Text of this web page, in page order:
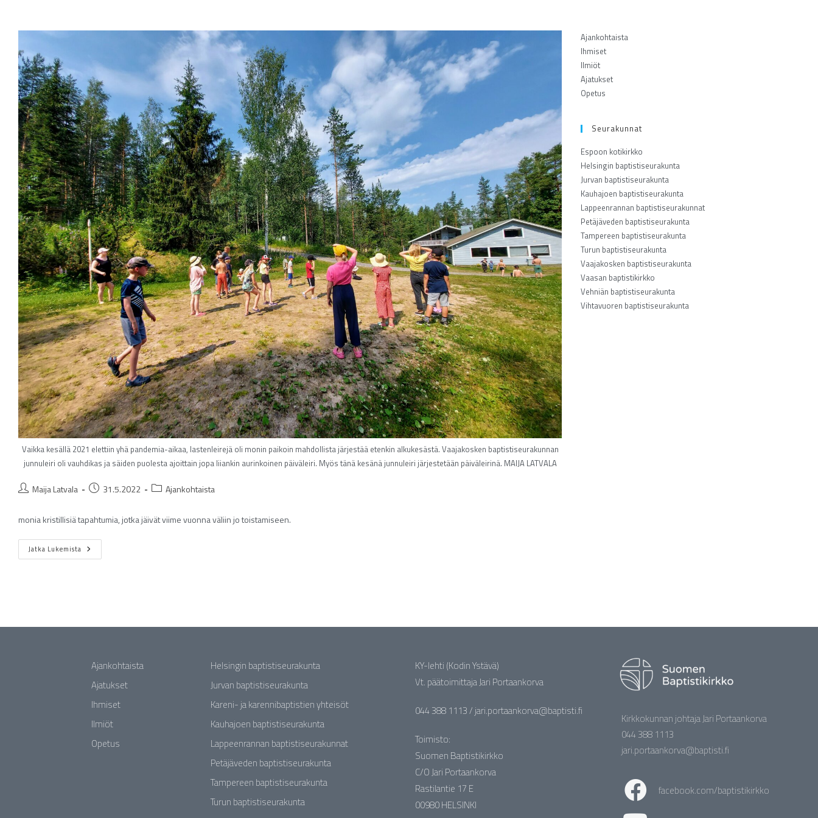
Vaikka kesällä 2021 elettiin yhä pandemia-aikaa, lastenleirejä oli monin paikoin mahdollista järjestää etenkin alkukesästä. Vaajakosken baptistiseurakunnan
junnuleiri oli vauhdikas ja säiden puolesta ajoittain jopa liiankin aurinkoinen päiväleiri. Myös tänä kesänä junnuleiri järjestetään päiväleirinä. MAIJA LATVALA
Maija Latvala 31.5.2022 Ajankohtaista
monia kristillisiä tapahtumia, jotka jäivät viime vuonna väliin jo toistamiseen.
Jatka Lukemista
Ajankohtaista
Ihmiset
Ilmiöt
Ajatukset
Opetus
Seurakunnat
Espoon kotikirkko
Helsingin baptistiseurakunta
Jurvan baptistiseurakunta
Kauhajoen baptistiseurakunta
Lappeenrannan baptistiseurakunnat
Petäjäveden baptistiseurakunta
Tampereen baptistiseurakunta
Turun baptistiseurakunta
Vaajakosken baptistiseurakunta
Vaasan baptistikirkko
Vehniän baptistiseurakunta
Vihtavuoren baptistiseurakunta
Ajankohtaista
Ajatukset
Ihmiset
Ilmiöt
Opetus
Helsingin baptistiseurakunta
Jurvan baptistiseurakunta
Kareni- ja karennibaptistien yhteisöt
Kauhajoen baptistiseurakunta
Lappeenrannan baptistiseurakunnat
Petäjäveden baptistiseurakunta
Tampereen baptistiseurakunta
Turun baptistiseurakunta
KY-lehti (Kodin Ystävä)
Vt. päätoimittaja Jari Portaankorva
044 388 1113 / jari.portaankorva@baptisti.fi
Toimisto:
Suomen Baptistikirkko
C/O Jari Portaankorva
Rastilantie 17 E
00980 HELSINKI
Kirkkokunnan johtaja Jari Portaankorva
044 388 1113
jari.portaankorva@baptisti.fi
facebook.com/baptistikirkko